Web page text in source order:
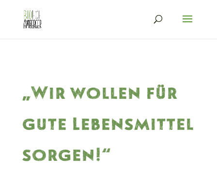
„Wir wollen für
gute Lebensmittel
sorgen!“